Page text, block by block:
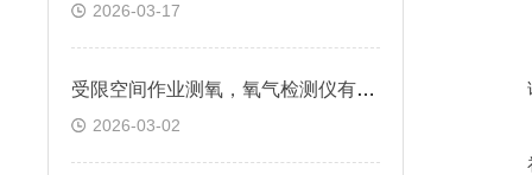
2026-03-17
受限空间作业测氧，氧气检测仪有泵吸式采样功能吗？
2026-03-02